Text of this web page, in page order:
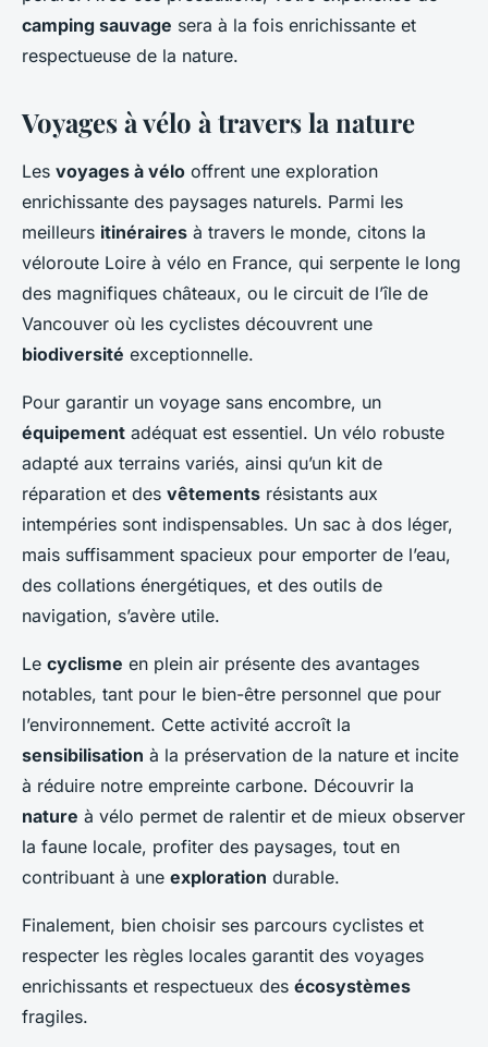
camping sauvage sera à la fois enrichissante et
respectueuse de la nature.
Voyages à vélo à travers la nature
Les voyages à vélo offrent une exploration
enrichissante des paysages naturels. Parmi les
meilleurs itinéraires à travers le monde, citons la
véloroute Loire à vélo en France, qui serpente le long
des magnifiques châteaux, ou le circuit de l’île de
Vancouver où les cyclistes découvrent une
biodiversité exceptionnelle.
Pour garantir un voyage sans encombre, un
équipement adéquat est essentiel. Un vélo robuste
adapté aux terrains variés, ainsi qu’un kit de
réparation et des vêtements résistants aux
intempéries sont indispensables. Un sac à dos léger,
mais suffisamment spacieux pour emporter de l’eau,
des collations énergétiques, et des outils de
navigation, s’avère utile.
Le cyclisme en plein air présente des avantages
notables, tant pour le bien-être personnel que pour
l’environnement. Cette activité accroît la
sensibilisation à la préservation de la nature et incite
à réduire notre empreinte carbone. Découvrir la
nature à vélo permet de ralentir et de mieux observer
la faune locale, profiter des paysages, tout en
contribuant à une exploration durable.
Finalement, bien choisir ses parcours cyclistes et
respecter les règles locales garantit des voyages
enrichissants et respectueux des écosystèmes
fragiles.